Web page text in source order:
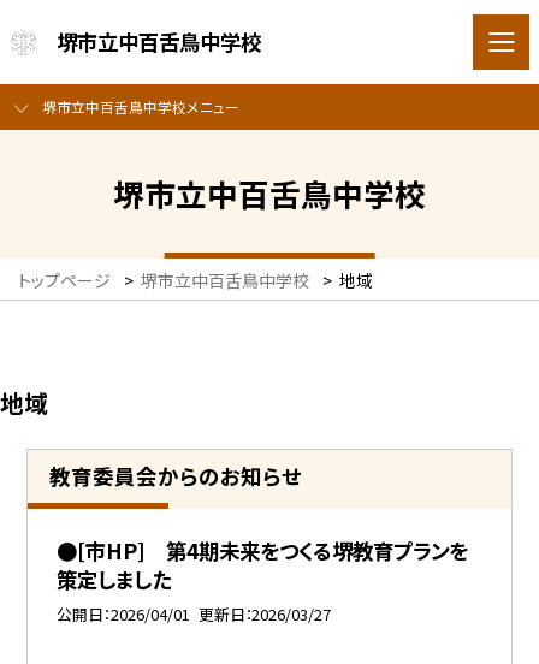
堺市立中百舌鳥中学校
堺市立中百舌鳥中学校メニュー
堺市立中百舌鳥中学校
トップページ > 堺市立中百舌鳥中学校 > 地域
地域
教育委員会からのお知らせ
●[市HP] 第4期未来をつくる堺教育プランを
策定しました
公開日 2026/04/01 更新日 2026/03/27